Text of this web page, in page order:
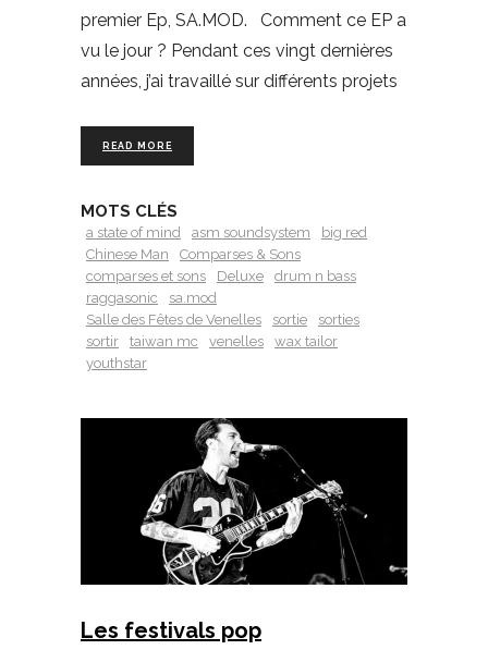
premier Ep, SA.MOD. Comment ce EP a
vu le jour ? Pendant ces vingt dernières
années, j’ai travaillé sur différents projets
READ MORE
MOTS CLÉS
a state of mind asm soundsystem
big red
Chinese Man
Comparses & Sons
comparses et sons
Deluxe
drum n bass
raggasonic
sa.mod
Salle des Fêtes de Venelles
sortie
sorties
sortir
taiwan mc venelles
wax tailor
youthstar
Les festivals pop